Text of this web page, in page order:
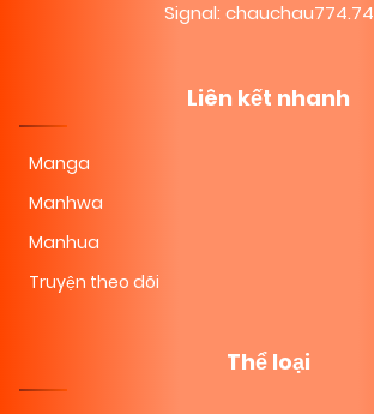
Signal: chauchau774.74
Liên kết nhanh
Manga
Manhwa
Manhua
Truyện theo dõi
Thể loại